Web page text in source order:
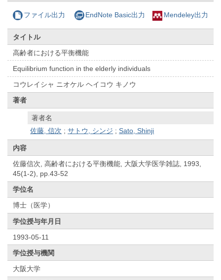
ファイル出力 EndNote Basic出力 Mendeley出力
タイトル
高齢者における平衡機能
Equilibrium function in the elderly individuals
コウレイシャ ニオケル ヘイコウ キノウ
著者
著者名
佐藤, 信次 ;サトウ, シンジ ;Sato, Shinji
内容
佐藤信次, 高齢者における平衡機能, 大阪大学医学雑誌, 1993,
45(1-2), pp.43-52
学位名
博士（医学）
学位授与年月日
1993-05-11
学位授与機関
大阪大学